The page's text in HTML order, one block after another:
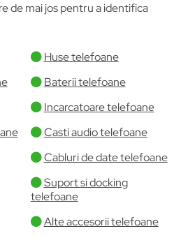
de mai jos pentru a identifica
Huse telefoane
Baterii telefoane
Incarcatoare telefoane
Casti audio telefoane
Cabluri de date telefoane
Suport si docking
telefoane
Alte accesorii telefoane